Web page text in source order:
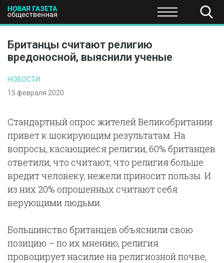
ПОЛИТИКА ЭКОНОМИКА НАУКА И
Британцы считают религию
вредоносной, выяснили ученые
НОВОСТИ
15 февраля 2020
Стандартный опрос жителей Великобритании
привет к шокирующим результатам. На
вопросы, касающиеся религии, 60% британцев
ответили, что считают, что религия больше
вредит человеку, нежели приносит пользы. И
из них 20% опрошенных считают себя
верующими людьми.
Большинство британцев объяснили свою
позицию – по их мнению, религия
провоцирует насилие на религиозной почве,